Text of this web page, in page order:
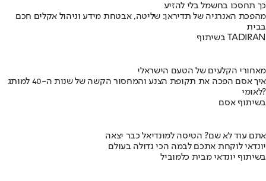
כך תחסכו בחשמל בלי להזיע
מהפכת האנרגיה של תדיראן: שליטה, אבטחת מידע וניהול אקלים חכם
בבית
בשיתוף TADIRAN
מאחורי הקלעים של הטעם הישראלי
איך אסם הפכה את תקופת הצנע והמחסור הקשה של שנות ה-40 למותג
לאומי?
בשיתוף אסם
אתם עוד לא שם? הטיסה למונדיאל כבר יצאה
יונדאי לוקחת אתכם לבמה הכי גדולה בעולם
בשיתוף יונדאי מבית כלמוביל